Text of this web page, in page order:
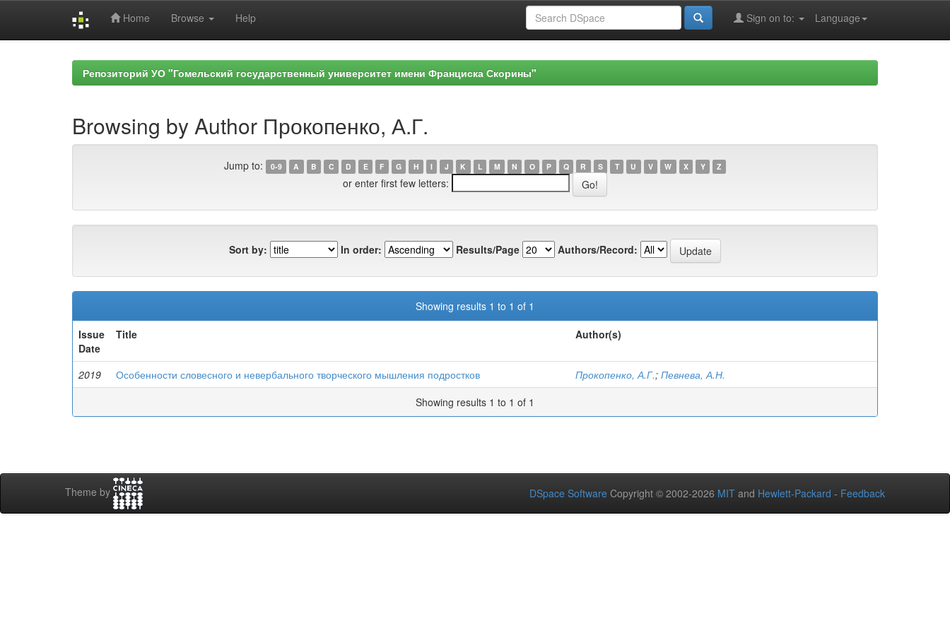
Home Browse Help Language
Sign on to:
Репозиторий УО "Гомельский государственный университет имени Франциска Скорины"
Browsing by Author Прокопенко, А.Г.
Jump to: 0-9 A B C D E F G H I J K L M N O P Q R S T U V W X Y Z
or enter first few letters:
Sort by: In order: Results/Page Authors/Record:
Showing results 1 to 1 of 1
Issue
Date
Title Author(s)
2019 Особенности словесного и невербального творческого мышления подростков Прокопенко, А.Г.; Певнева, А.Н.
Showing results 1 to 1 of 1
Theme by DSpace Software Copyright © 2002-2026 MIT and Hewlett-Packard - Feedback